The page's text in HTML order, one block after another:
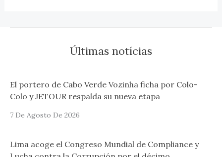
Últimas notícias
El portero de Cabo Verde Vozinha ficha por Colo-
Colo y JETOUR respalda su nueva etapa
7 De Agosto De 2026
Lima acoge el Congreso Mundial de Compliance y